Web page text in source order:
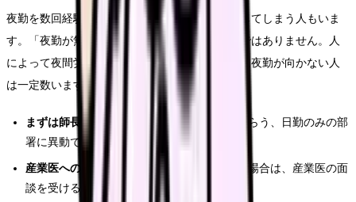
夜勤を数回経験しても身体が慣れず、体調を崩してしまう人もいま
す。「夜勤が無理」と感じることは決して甘えではありません。人
によって夜間労働への適応力は異なり、体質的に夜勤が向かない人
は一定数います。
まずは師長に相談：
夜勤の回数を減らしてもらう、日勤のみの部
署に異動できないか相談
産業医への相談：
睡眠障害や体調不良がある場合は、産業医の面
談を受ける